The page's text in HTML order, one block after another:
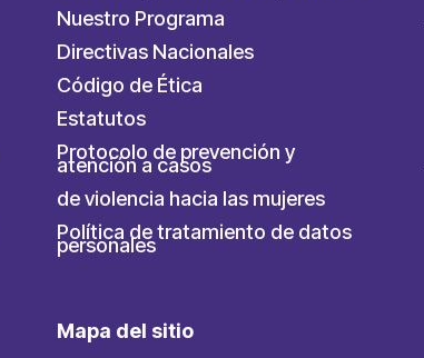
Nuestro Programa
Directivas Nacionales
Código de Ética
Estatutos
Protocolo de prevención y
atención a casos
de violencia hacia las mujeres
Política de tratamiento de datos
personales
Mapa del sitio